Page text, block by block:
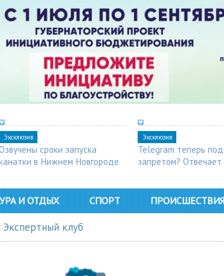
Эксклюзив
сроки запуска
в Нижнем Новгороде
Эксклюзив
Telegram теперь под
запретом?
И ОТДЫХ СПОРТ ПРОИСШЕСТВИЯ
Экспертный клуб